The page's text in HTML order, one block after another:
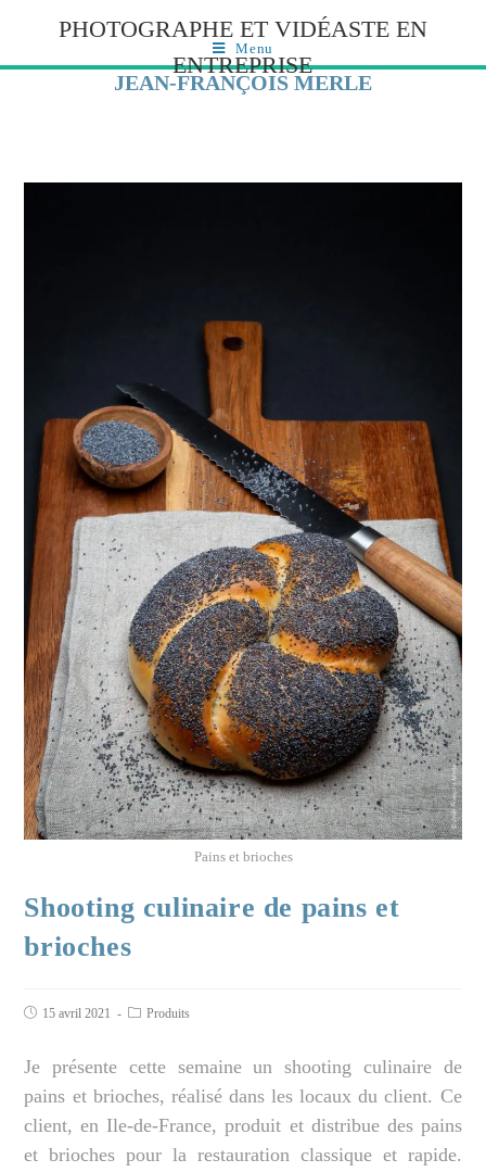
PHOTOGRAPHE ET VIDÉASTE EN
ENTREPRISE
JEAN-FRANÇOIS MERLE
Menu
Pains et brioches
Shooting culinaire de pains et
brioches
15 avril 2021 Produits
Je présente cette semaine un shooting culinaire de
pains et brioches, réalisé dans les locaux du client. Ce
client, en Ile-de-France, produit et distribue des pains
et brioches pour la restauration classique et rapide.